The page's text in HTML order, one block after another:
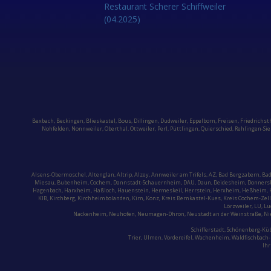
Restaurant Scherer Schiffweiler
(04.2025)
Bexbach, Beckingen, Blieskastel, Bous, Dillingen, Dudweiler, Eppelborn, Freisen,
Nohfelden, Nonnweiler,Oberthal,Ottweiler, Perl, Püttlingen,Quierschied, Rehlingen-
Alsens-Obermoschel,Altenglan, Altrip,Alzey, Annweiler am Trifels, AZ, Bad Bergzabern,
Miesau, Bubenheim,Cochem,Dannstadt-Schauernheim, DAU, Daun, Deidesheim,
Hagenbach, Harxheim, Haßloch, Hauenstein, Hermeskeil, Herrstein, Herxheim,
KIB, Kirchberg,Kirchheimbolanden, Kirn, Konz, Kreis Bernkastel-Kues, Kreis Cochem-
Lörzweiler, LU,
Nackenheim, Neuhofen, Neumagen-Dhron, Neustadt an der Weinstraße,
Schifferstadt,Schönenberg-
Trier, Ulmen, Vordereifel, Wachenheim,